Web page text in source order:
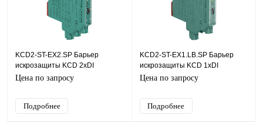
KCD2-ST-EX2.SP Барьер
искрозащиты KCD 2хDI
(NAMUR, СК (сухой контакт)),
Цена по запросу
Подробнее
KCD2-ST-EX1.LB.SP Барьер
искрозащиты KCD 1хDI
(NAMUR, СК (сухой контакт)),
Цена по запросу
Подробнее